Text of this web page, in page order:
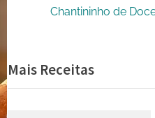
o
u
N
t
P
Chantininho de
Mais Receitas